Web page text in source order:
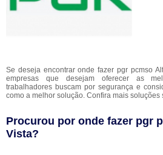
Se deseja encontrar onde fazer pgr pcmso
empresas que desejam oferecer as
trabalhadores buscam por segurança e
como a melhor solução. Confira mais soluções
Procurou por onde fazer pgr
Vista?